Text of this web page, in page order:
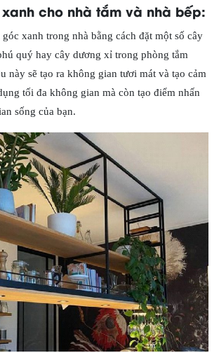
cho nhà tắm và nhà bếp:
xanh trong nhà bằng cách đặt một số cây
quý hay cây dương xỉ trong phòng tắm
này sẽ tạo ra không gian tươi mát và tạo cảm
tối đa không gian mà còn tạo điểm nhấn
sống của bạn.